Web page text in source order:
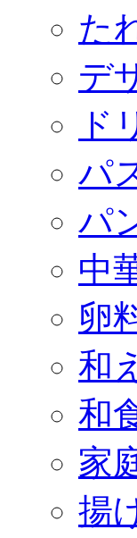
た
デ
ド
パ
パ
中
卵
和
和
家
揚